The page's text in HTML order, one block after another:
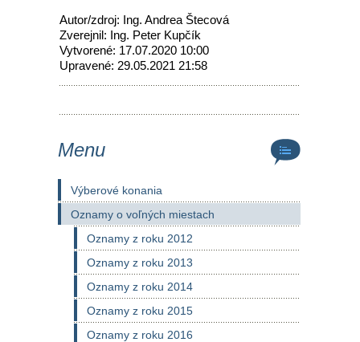
Autor/zdroj: Ing. Andrea Štecová
Zverejnil: Ing. Peter Kupčík
Vytvorené: 17.07.2020 10:00
Upravené: 29.05.2021 21:58
Menu
Výberové konania
Oznamy o voľných miestach
Oznamy z roku 2012
Oznamy z roku 2013
Oznamy z roku 2014
Oznamy z roku 2015
Oznamy z roku 2016